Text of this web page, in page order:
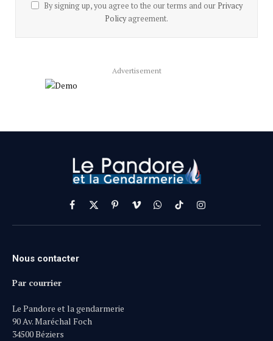
By signing up, you agree to the our terms and our Privacy
Policyagreement.
Advertisement
Facebook
X
(Twitter)
PinterestVimeoWhatsApp
TikTokInstagram
Nous contacter
Par courrier
Le Pandore et la gendarmerie
90 Av. Maréchal Foch
34500 Béziers